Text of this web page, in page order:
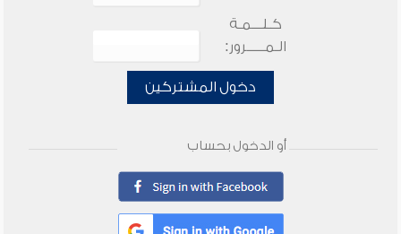
كـلـــمـة
الـمـــــرور:
دخول المشتركين
أو الدخول بحساب